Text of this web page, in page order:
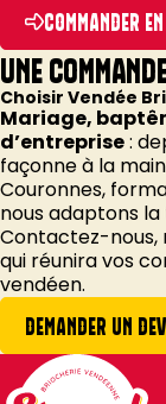
COMMANDER
UNE
Choisir Vendée
Mariage,
d’entreprise:
façonne à la
Couronnes,
nous adaptons
Contactez-nous,
qui réunira vos
vendéen.
DEMANDER UN